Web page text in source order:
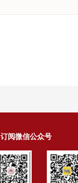
订阅微信公众号